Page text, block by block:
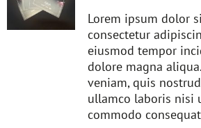
Lorem ipsum dolor
consectetur
eiusmod tempor
dolore magna
veniam, quis
ullamco laboris nisi
commodo